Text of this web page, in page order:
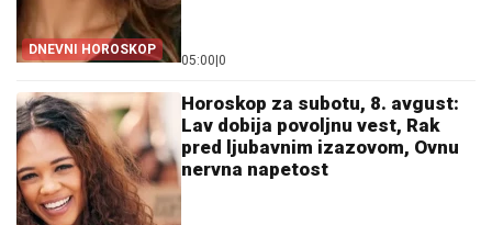
DNEVNI HOROSKOP
05:00 0
Horoskop za subotu, 8. avgust:
Lav dobija povoljnu vest, Rak
pred ljubavnim izazovom, Ovnu
nervna napetost